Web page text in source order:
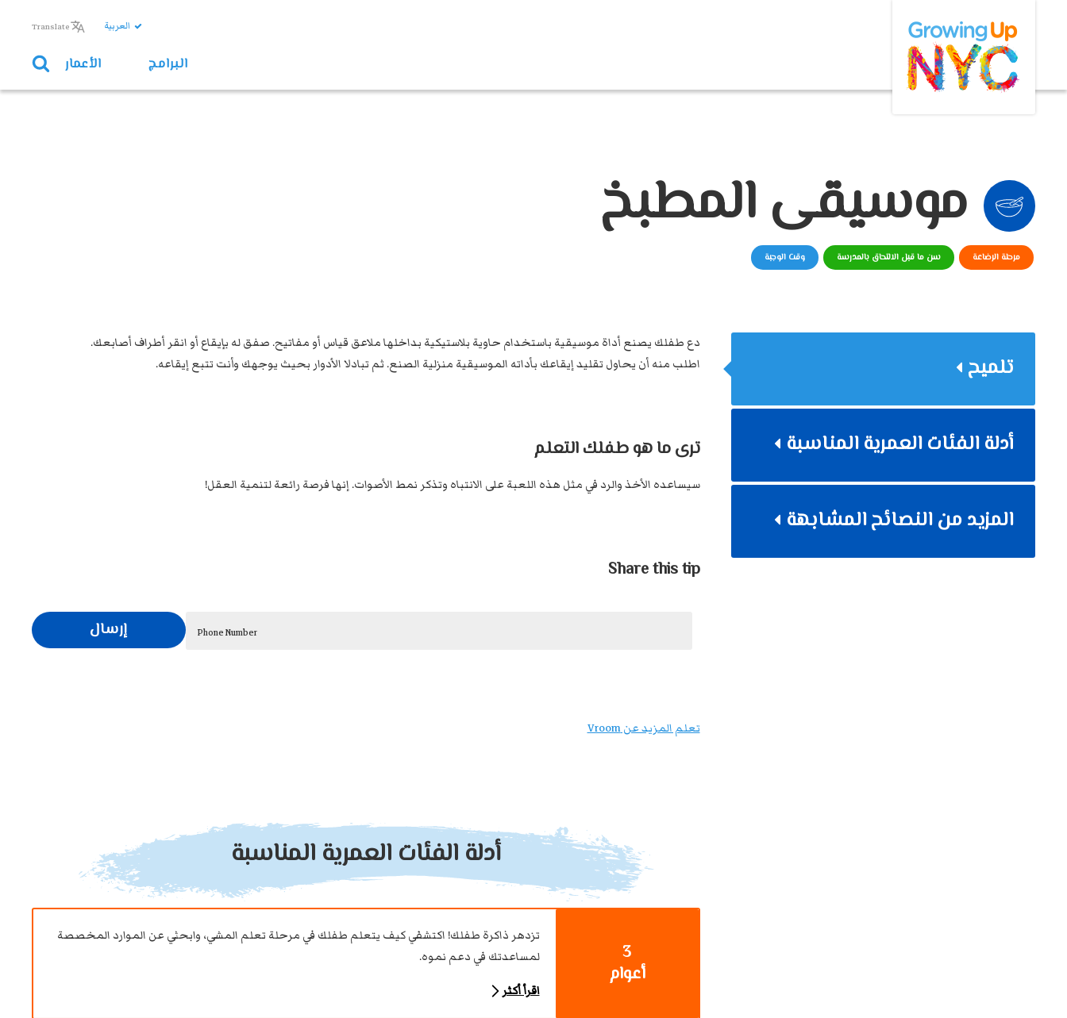
العربية Translate
البرامج الأعمار
موسيقى المطبخ
مرحلة الرضاعة سن ما قبل الالتحاق بالمدرسة وقت الوجبة
تلميح
أدلة الفئات العمرية المناسبة
المزيد من النصائح المشابهة
دع طفلك يصنع أداة موسيقية باستخدام حاوية بلاستيكية بداخلها ملاعق قياس أو مفاتيح. صفق له بإيقاع أو انقر أطراف أصابعك.
اطلب منه أن يحاول تقليد إيقاعك بأداته الموسيقية منزلية الصنع. ثم تبادلا الأدوار بحيث يوجهك وأنت تتبع إيقاعه.
ترى ما هو طفلك التعلم
سيساعده الأخذ والرد في مثل هذه اللعبة على الانتباه وتذكر نمط الأصوات. إنها فرصة رائعة لتنمية العقل!
Share this tip
Phone Number إرسال
تعلم المزيد عن Vroom
أدلة الفئات العمرية المناسبة
3
أعوام
تزدهر ذاكرة طفلك! اكتشفي كيف يتعلم طفلك في مرحلة تعلم المشي، وابحثي عن الموارد المخصصة
لمساعدتك في دعم نموه.
اقرأ أكثر